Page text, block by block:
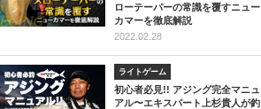
ローテーパーの常識を覆すニュー
カマーを徹底解説
2022.02.28
ライトゲーム
初心者必見!! アジング完全マニュ
アル〜エキスパート上杉貴人が釣